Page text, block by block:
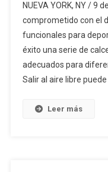
NUEVA YORK, NY / 9
comprometido con el
funcionales para
éxito una serie de
adecuados para
Salir al aire libre
Leer más